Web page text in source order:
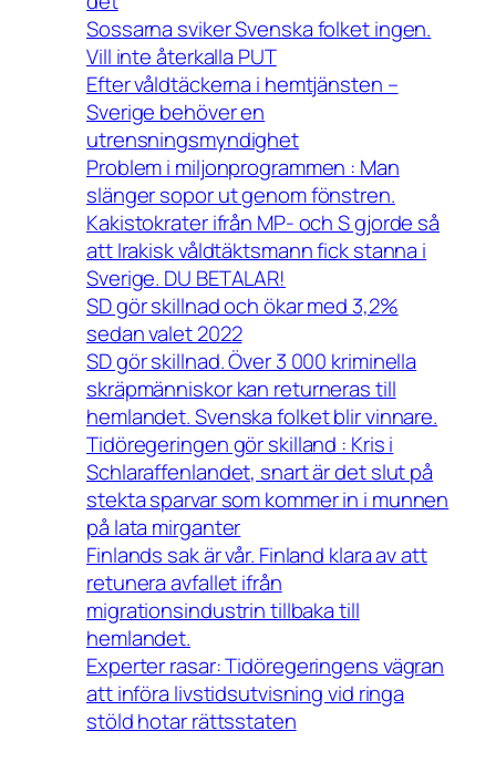
Sossarna sviker Svenska folket ingen.
Vill inte återkalla PUT
Efter våldtäckerna i hemtjänsten –
Sverige behöver en
utrensningsmyndighet
Problem i miljonprogrammen : Man
slänger sopor ut genom fönstren.
Kakistokrater ifrån MP- och S gjorde så
att Irakisk våldtäktsmann fick stanna i
Sverige. DU BETALAR!
SD gör skillnad och ökar med 3,2%
sedan valet 2022
SD gör skillnad. Över 3 000 kriminella
skräpmänniskor kan returneras till
hemlandet. Svenska folket blir vinnare.
Tidöregeringen gör skilland : Kris i
Schlaraffenlandet, snart är det slut på
stekta sparvar som kommer in i munnen
på lata mirganter
Finlands sak är vår. Finland klara av att
retunera avfallet ifrån
migrationsindustrin tillbaka till
hemlandet.
Experter rasar: Tidöregeringens vägran
att införa livstidsutvisning vid ringa
stöld hotar rättsstaten